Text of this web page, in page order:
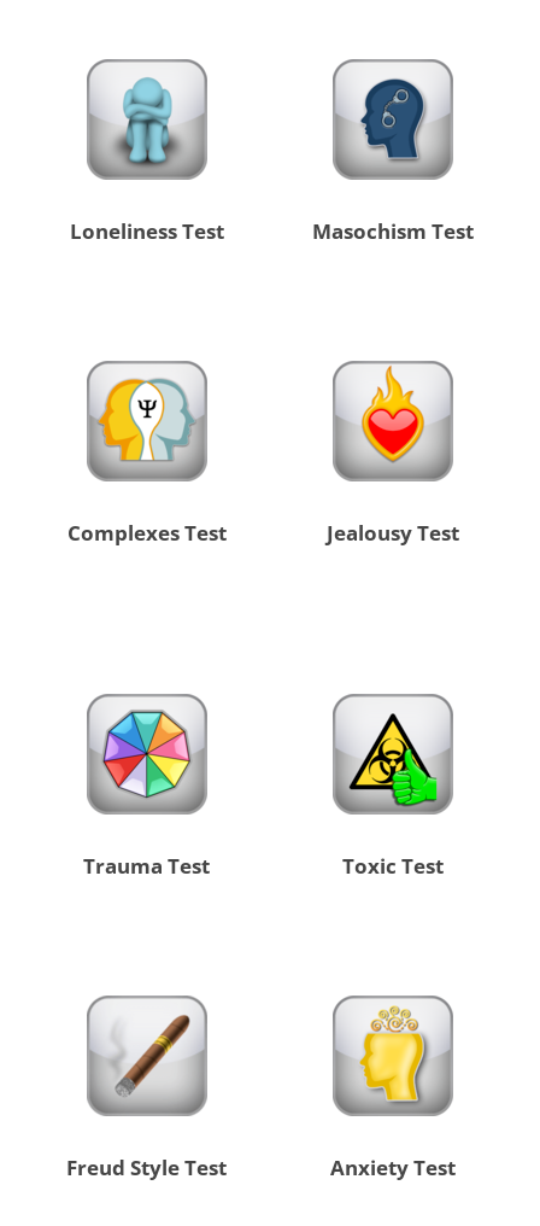
Loneliness Test Masochism Test
Complexes Test Jealousy Test
Trauma Test Toxic Test
Freud Style Test Anxiety Test